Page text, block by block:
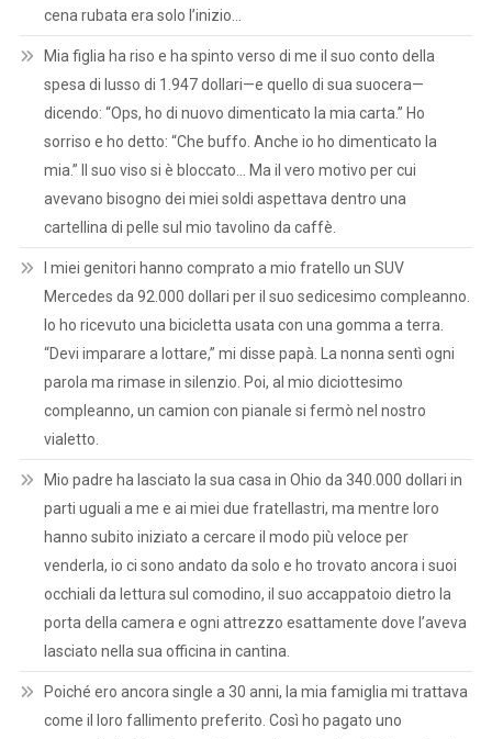
cena rubata era solo l’inizio…
Mia figlia ha riso e ha spinto verso di me il suo conto della
spesa di lusso di 1.947 dollari—e quello di sua suocera—
dicendo: “Ops, ho di nuovo dimenticato la mia carta.” Ho
sorriso e ho detto: “Che buffo. Anche io ho dimenticato la
mia.” Il suo viso si è bloccato… Ma il vero motivo per cui
avevano bisogno dei miei soldi aspettava dentro una
cartellina di pelle sul mio tavolino da caffè.
I miei genitori hanno comprato a mio fratello un SUV
Mercedes da 92.000 dollari per il suo sedicesimo compleanno.
Io ho ricevuto una bicicletta usata con una gomma a terra.
“Devi imparare a lottare,” mi disse papà. La nonna sentì ogni
parola ma rimase in silenzio. Poi, al mio diciottesimo
compleanno, un camion con pianale si fermò nel nostro
vialetto.
Mio padre ha lasciato la sua casa in Ohio da 340.000 dollari in
parti uguali a me e ai miei due fratellastri, ma mentre loro
hanno subito iniziato a cercare il modo più veloce per
venderla, io ci sono andato da solo e ho trovato ancora i suoi
occhiali da lettura sul comodino, il suo accappatoio dietro la
porta della camera e ogni attrezzo esattamente dove l’aveva
lasciato nella sua officina in cantina.
Poiché ero ancora single a 30 anni, la mia famiglia mi trattava
come il loro fallimento preferito. Così ho pagato uno